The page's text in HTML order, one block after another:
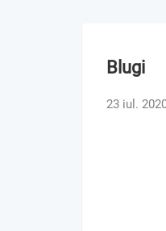
Blugi
23 iul.